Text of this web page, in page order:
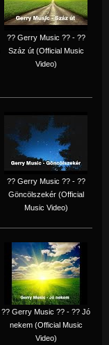
?? Gerry Music ?? - ??
Száz út (Official Music
Video)
?? Gerry Music ?? - ??
Göncölszekér (Official
Music Video)
?? Gerry Music ?? - ?? Jó
nekem (Official Music
Video)